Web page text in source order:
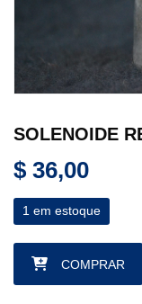
SOLENOIDE
$ 36,00
1 em estoque
SOLENOIDE
COMPRAR